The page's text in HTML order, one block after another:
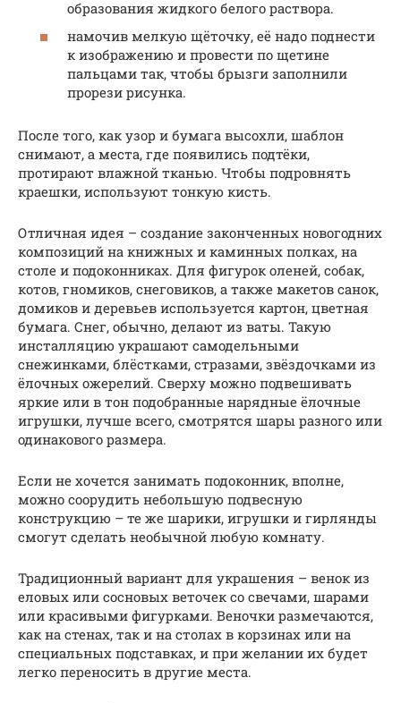
образования жидкого белого раствора.
намочив мелкую щёточку, её надо поднести
к изображению и провести по щетине
пальцами так, чтобы брызги заполнили
прорези рисунка.
После того, как узор и бумага высохли, шаблон
снимают, а места, где появились подтёки,
протирают влажной тканью. Чтобы подровнять
краешки, используют тонкую кисть.
Отличная идея – создание законченных новогодних
композиций на книжных и каминных полках, на
столе и подоконниках. Для фигурок оленей, собак,
котов, гномиков, снеговиков, а также макетов санок,
домиков и деревьев используется картон, цветная
бумага. Снег, обычно, делают из ваты. Такую
инсталляцию украшают самодельными
снежинками, блёстками, стразами, звёздочками из
ёлочных ожерелий. Сверху можно подвешивать
яркие или в тон подобранные нарядные ёлочные
игрушки, лучше всего, смотрятся шары разного или
одинакового размера.
Если не хочется занимать подоконник, вполне,
можно соорудить небольшую подвесную
конструкцию – те же шарики, игрушки и гирлянды
смогут сделать необычной любую комнату.
Традиционный вариант для украшения – венок из
еловых или сосновых веточек со свечами, шарами
или красивыми фигурками. Веночки размечаются,
как на стенах, так и на столах в корзинах или на
специальных подставках, и при желании их будет
легко переносить в другие места.